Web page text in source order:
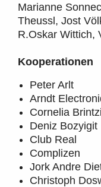
Marianne
Theussl, Jost
R.Oskar Wittich,
Kooperationen
Peter Arlt
Arndt
Cornelia
Deniz Bozyigit
Club Real
Complizen
Jork Andre
Christoph